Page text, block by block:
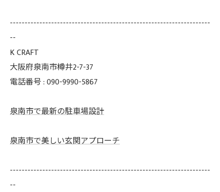
--------------------------------------------------------------------
--
K CRAFT
大阪府泉南市樽井2-7-37
電話番号 : 090-9990-5867
泉南市で最新の駐車場設計
泉南市で美しい玄関アプローチ
--------------------------------------------------------------------
--